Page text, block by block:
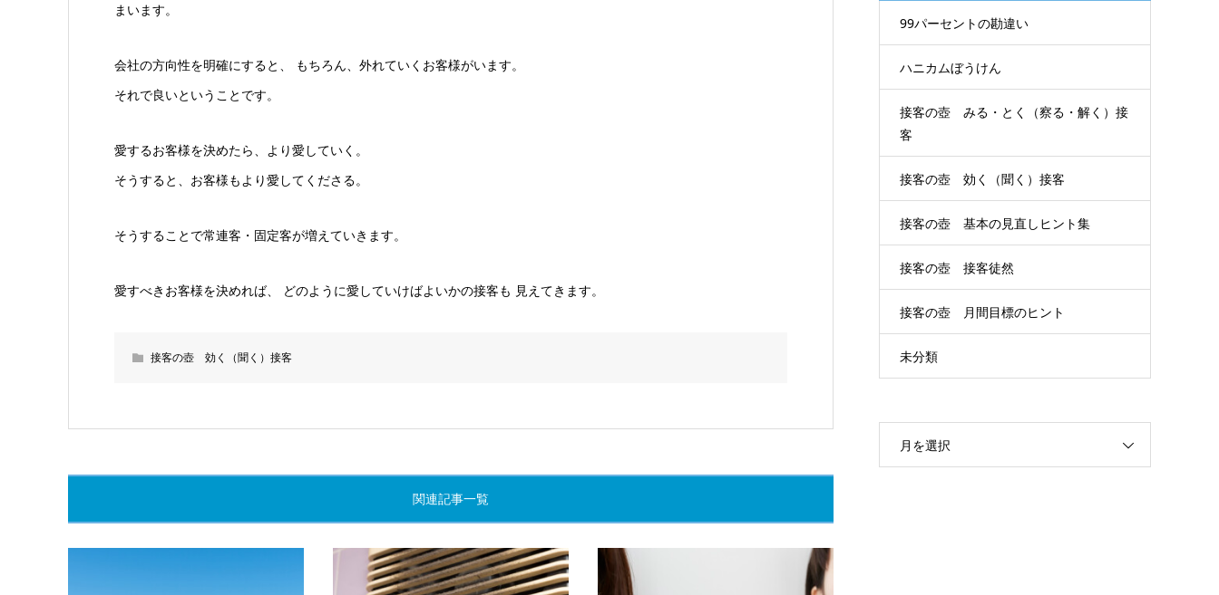
まいます。
会社の方向性を明確にすると、 もちろん、外れていくお客様がいます。
それで良いということです。
愛するお客様を決めたら、より愛していく。
そうすると、お客様もより愛してくださる。
そうすることで常連客・固定客が増えていきます。
愛すべきお客様を決めれば、 どのように愛していけばよいかの接客も 見えてきます。
接客の壺 効く（聞く）接客
関連記事一覧
99パーセントの勘違い
ハニカムぼうけん
接客の壺 みる・とく（察る・解く）接
客
接客の壺 効く（聞く）接客
接客の壺 基本の見直しヒント集
接客の壺 接客徒然
接客の壺 月間目標のヒント
未分類
月を選択